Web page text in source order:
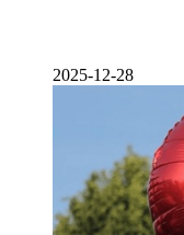
2025-12-28